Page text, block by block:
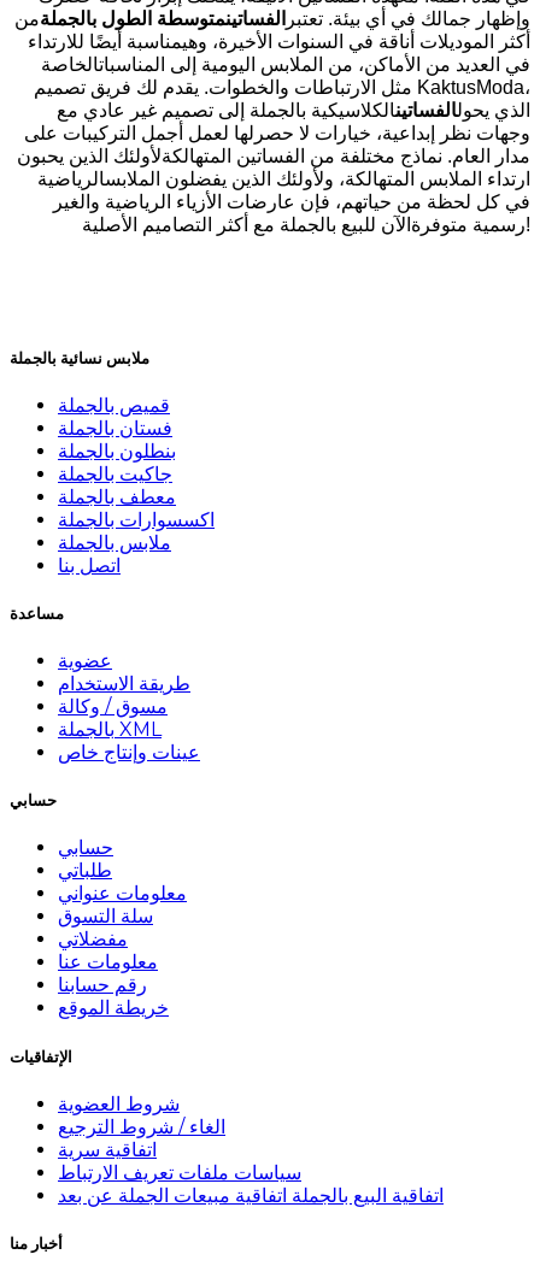
وإظهار جمالك في أي بيئة. تعتبر الفساتينمتوسطة الطول بالجملةمن
أكثر الموديلات أناقة في السنوات الأخيرة، وهيمناسبة أيضًا للارتداء
في العديد من الأماكن، من الملابس اليومية إلى المناسباتالخاصة
مثل الارتباطات والخطوات. يقدم لك فريق تصميم KaktusModa،
الذي يحولالفساتينالكلاسيكية بالجملة إلى تصميم غير عادي مع
وجهات نظر إبداعية، خيارات لا حصرلها لعمل أجمل التركيبات على
مدار العام. نماذج مختلفة من الفساتين المتهالكةلأولئك الذين يحبون
ارتداء الملابس المتهالكة، ولأولئك الذين يفضلون الملابسالرياضية
في كل لحظة من حياتهم، فإن عارضات الأزياء الرياضية والغير
رسمية متوفرةالآن للبيع بالجملة مع أكثر التصاميم الأصلية!
ملابس نسائية بالجملة
قميص بالجملة
فستان بالجملة
بنطلون بالجملة
جاكيت بالجملة
معطف بالجملة
اكسسوارات بالجملة
ملابس بالجملة
اتصل بنا
مساعدة
عضوية
طريقة الاستخدام
مسوق / وكالة
بالجملة XML
عينات وإنتاج خاص
حسابي
حسابي
طلباتي
معلومات عنواني
سلة التسوق
مفضلاتي
معلومات عنا
رقم حسابنا
خريطة الموقع
الإتفاقيات
شروط العضوية
الغاء / شروط الترجيع
اتفاقية سرية
سياسات ملفات تعريف الارتباط
اتفاقية البيع بالجملة اتفاقية مبيعات الجملة عن بعد
أخبار منا